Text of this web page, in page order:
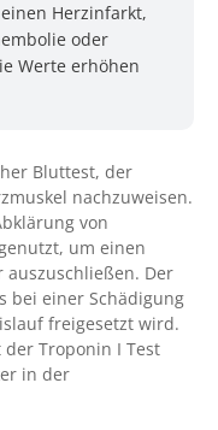
Herzinfarkt,
oder
Werte erhöhen
Bluttest, der
nachzuweisen.
von
um einen
Der
bei einer Schädigung
freigesetzt wird.
Troponin I Test
in der